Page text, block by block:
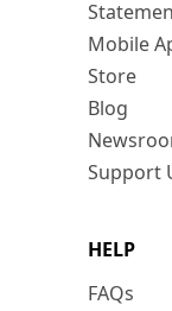
Mobile
Store
Blog
Support
HELP
FAQs